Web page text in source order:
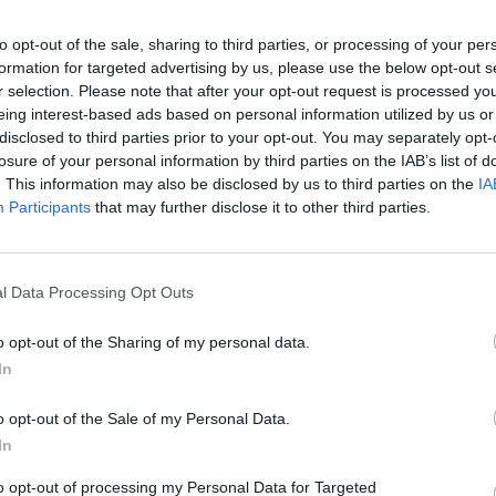
opt-out of the sale, sharing to third parties, or processing of your
for targeted advertising by us, please use the below opt-out
selection. Please note that after your opt-out request is processed
interest-based ads based on personal information utilized by us
to third parties prior to your opt-out. You may separately
of your personal information by third parties on the IAB’s list of
This information may also be disclosed by us to third parties on the
Participants that may further disclose it to other third parties.
Data Processing Opt Outs
opt-out of the Sharing of my personal data.
opt-out of the Sale of my Personal Data.
opt-out of processing my Personal Data for Targeted
Πωλητής / Πωλήτρια
Πωλήσεις Λιανικής - Merchandising
ΑΕΡΟΔΡΟΜΙΟ ΕΛΕΥΘΕΡΙΟΣ ΒΕΝΙΖΕΛΟΣ | ΑΘΗΝΑ - ΑΤΤΙΚΗ
Πλήρης απασχόληση
ΓΕΝΙΚΟ ΛΥΚΕΙΟ
Περιγραφή
ως μία ταχέως αναπτυσσόμενη εταιρία
πάνω από 26 καταστήματα σε 5 χώρες παγκοσμίως
Αραβικά Εμιράτα) αναζητεί ενθουσιώδεις και
Αυτή τη στιγμή